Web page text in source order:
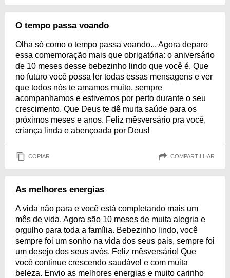
O tempo passa voando
Olha só como o tempo passa voando... Agora deparo
essa comemoração mais que obrigatória: o aniversário
de 10 meses desse bebezinho lindo que você é. Que
no futuro você possa ler todas essas mensagens e ver
que todos nós te amamos muito, sempre
acompanhamos e estivemos por perto durante o seu
crescimento. Que Deus te dê muita saúde para os
próximos meses e anos. Feliz mêsversário pra você,
criança linda e abençoada por Deus!
COPIAR COMPARTILHAR
As melhores energias
A vida não para e você está completando mais um
mês de vida. Agora são 10 meses de muita alegria e
orgulho para toda a família. Bebezinho lindo, você
sempre foi um sonho na vida dos seus pais, sempre foi
um desejo dos seus avós. Feliz mêsversário! Que
você continue crescendo saudável e com muita
beleza. Envio as melhores energias e muito carinho